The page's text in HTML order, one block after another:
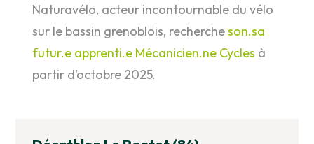
Naturavélo, acteur incontournable du vélo
sur le bassin grenoblois, rechercheson.sa
futur.e apprenti.e Mécanicien.ne Cycles à
partir d’octobre 2025.